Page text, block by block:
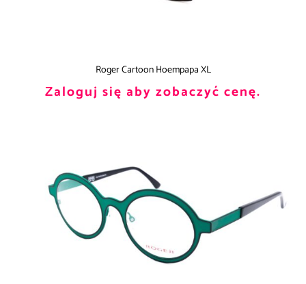
Roger Cartoon Hoempapa XL
Zaloguj się aby zobaczyć cenę.